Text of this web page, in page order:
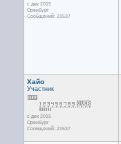
с дек 2015
Оренбург
Сообщений: 21537
Хайо
Участник
с дек 2015
Оренбург
Сообщений: 21537